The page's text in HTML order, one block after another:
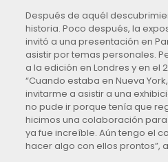
Después de aquél
historia. Poco después, la
invitó a una presentación en
asistir por temas personales.
a la edición en Londres y en el
“Cuando estaba en Nueva
invitarme a asistir a una
no pude ir porque tenía que
hicimos una colaboración
ya fue increíble. Aún tengo el
hacer algo con ellos prontos”,